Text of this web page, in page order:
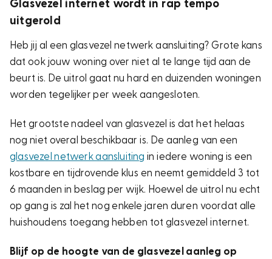
Glasvezel internet wordt in rap tempo
uitgerold
Heb jij al een glasvezel netwerk aansluiting? Grote kans
dat ook jouw woning over niet al te lange tijd aan de
beurt is. De uitrol gaat nu hard en duizenden woningen
worden tegelijker per week aangesloten.
Het grootste nadeel van glasvezel is dat het helaas
nog niet overal beschikbaar is. De aanleg van een
glasvezel netwerk aansluiting in iedere woning is een
kostbare en tijdrovende klus en neemt gemiddeld 3 tot
6 maanden in beslag per wijk. Hoewel de uitrol nu echt
op gang is zal het nog enkele jaren duren voordat alle
huishoudens toegang hebben tot glasvezel internet.
Blijf op de hoogte van de glasvezel aanleg op